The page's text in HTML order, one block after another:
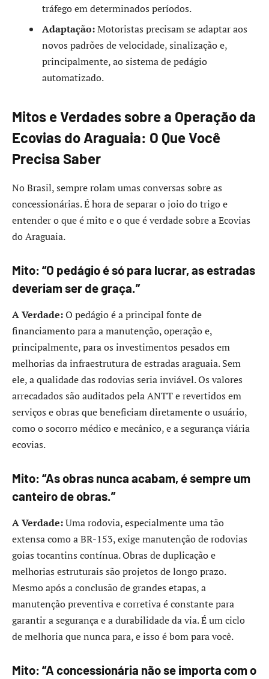
tráfego em determinados períodos.
Adaptação:Motoristas precisam se adaptar aos
novos padrões de velocidade, sinalização e,
principalmente, ao sistema de pedágio
automatizado.
Mitos e Verdades sobre a Operação da
Ecovias do Araguaia: O Que Você
Precisa Saber
No Brasil, sempre rolam umas conversas sobre as
concessionárias. É hora de separar o joio do trigo e
entender o que é mito e o que é verdade sobre a Ecovias
do Araguaia.
Mito: “O pedágio é só para lucrar, as estradas
deveriam ser de graça.”
A Verdade:O pedágio é a principal fonte de
financiamento para a manutenção, operação e,
principalmente, para os investimentos pesados em
melhorias da infraestrutura de estradas araguaia. Sem
ele, a qualidade das rodovias seria inviável. Os valores
arrecadados são auditados pela ANTT e revertidos em
serviços e obras que beneficiam diretamente o usuário,
como o socorro médico e mecânico, e a segurança viária
ecovias.
Mito: “As obras nunca acabam, é sempre um
canteiro de obras.”
A Verdade:Uma rodovia, especialmente uma tão
extensa como a BR-153, exige manutenção de rodovias
goias tocantins contínua. Obras de duplicação e
melhorias estruturais são projetos de longo prazo.
Mesmo após a conclusão de grandes etapas, a
manutenção preventiva e corretiva é constante para
garantir a segurança e a durabilidade da via. É um ciclo
de melhoria que nunca para, e isso é bom para você.
Mito: “A concessionária não se importa com o